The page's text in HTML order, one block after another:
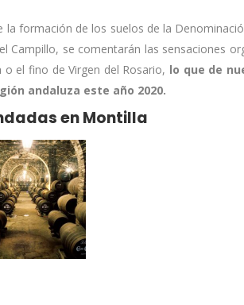
la formación de los suelos de la
Campillo, se comentarán las sensaciones
o el fino de Virgen del Rosario, lo que de
andaluza este año 2020.
en Montilla